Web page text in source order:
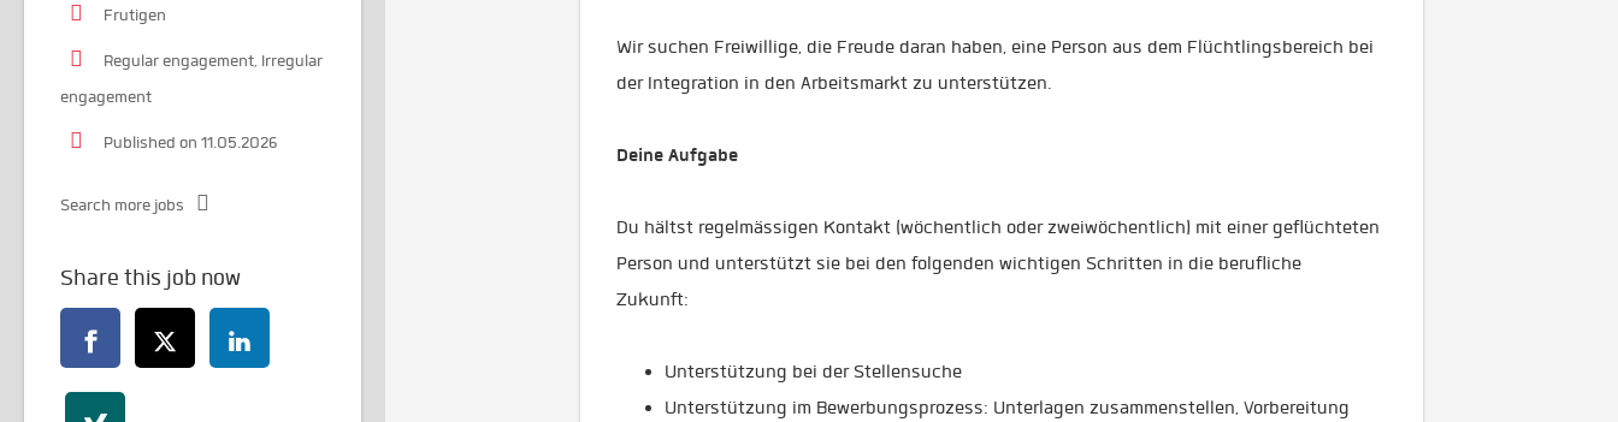
Wir suchen Freiwillige, die Freude daran haben, eine Person aus dem Flüchtlingsbereich bei
der Integration in den Arbeitsmarkt zu unterstützen.
Deine Aufgabe
Du hältst regelmässigen Kontakt (wöchentlich oder zweiwöchentlich) mit einer geflüchteten
Person und unterstützt sie bei den folgenden wichtigen Schritten in die berufliche
Zukunft:
Unterstützung bei der Stellensuche
Unterstützung im Bewerbungsprozess: Unterlagen zusammenstellen, Vorbereitung
Frutigen
Regular engagement, Irregular
engagement
Published on 11.05.2026
Search more jobs
Share this job now